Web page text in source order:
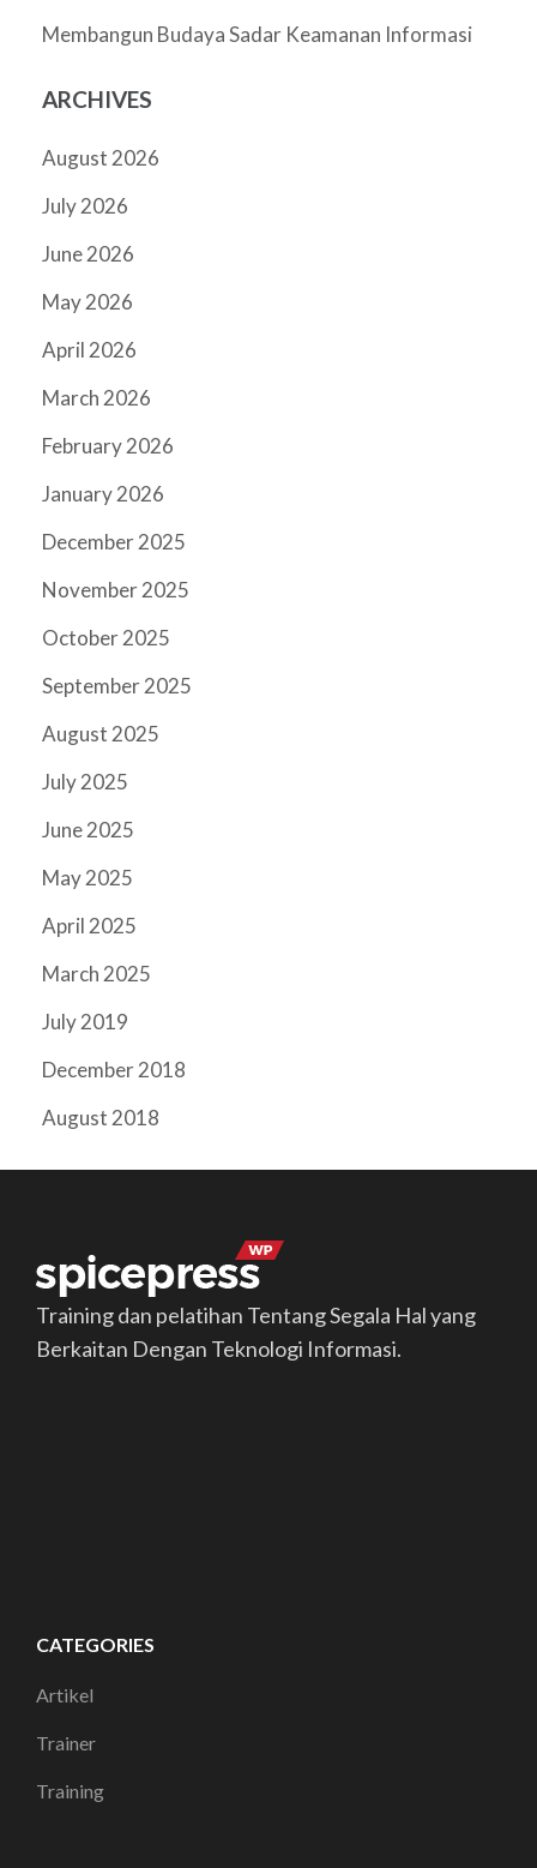
Membangun Budaya Sadar Keamanan Informasi
ARCHIVES
August 2026
July 2026
June 2026
May 2026
April 2026
March 2026
February 2026
January 2026
December 2025
November 2025
October 2025
September 2025
August 2025
July 2025
June 2025
May 2025
April 2025
March 2025
July 2019
December 2018
August 2018
Training dan pelatihan Tentang Segala Hal yang
Berkaitan Dengan Teknologi Informasi.
CATEGORIES
Artikel
Trainer
Training